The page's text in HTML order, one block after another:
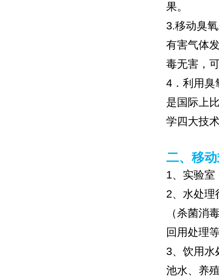
果。
3.移动臭
有害气体
毒无害，
4．利用臭
是国际上
学四大技
二、移
1、实验室
2、水处理
（杀菌消
回用处理
3、饮用水
池水、养